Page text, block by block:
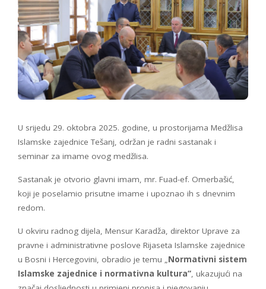
U srijedu 29. oktobra 2025. godine, u prostorijama Medžlisa
Islamske zajednice Tešanj, održan je radni sastanak i
seminar za imame ovog medžlisa.
Sastanak je otvorio glavni imam, mr. Fuad-ef. Omerbašić,
koji je poselamio prisutne imame i upoznao ih s dnevnim
redom.
U okviru radnog dijela, Mensur Karadža, direktor Uprave za
pravne i administrativne poslove Rijaseta Islamske zajednice
u Bosni i Hercegovini, obradio je temu „Normativni sistem
Islamske zajednice i normativna kultura“, ukazujući na